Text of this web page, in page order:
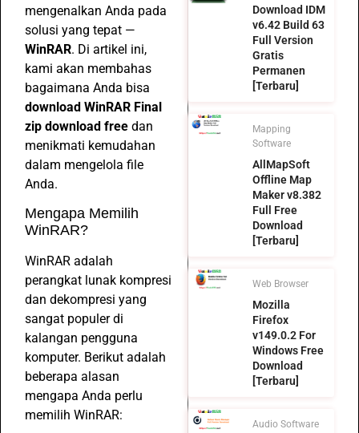
mengenalkan Anda pada
solusi yang tepat —
WinRAR. Di artikel ini,
kami akan membahas
bagaimana Anda bisa
download WinRAR Final
zip download free dan
menikmati kemudahan
dalam mengelola file
Anda.
Mengapa Memilih
WinRAR?
WinRAR adalah
perangkat lunak kompresi
dan dekompresi yang
sangat populer di
kalangan pengguna
komputer. Berikut adalah
beberapa alasan
mengapa Anda perlu
memilih WinRAR:
Download IDM
v6.42 Build 63
Full Version
Gratis
Permanen
[Terbaru]
Mapping
Software
AllMapSoft
Offline Map
Maker v8.382
Full Free
Download
[Terbaru]
Web Browser
Mozilla
Firefox
v149.0.2 For
Windows Free
Download
[Terbaru]
Audio Software